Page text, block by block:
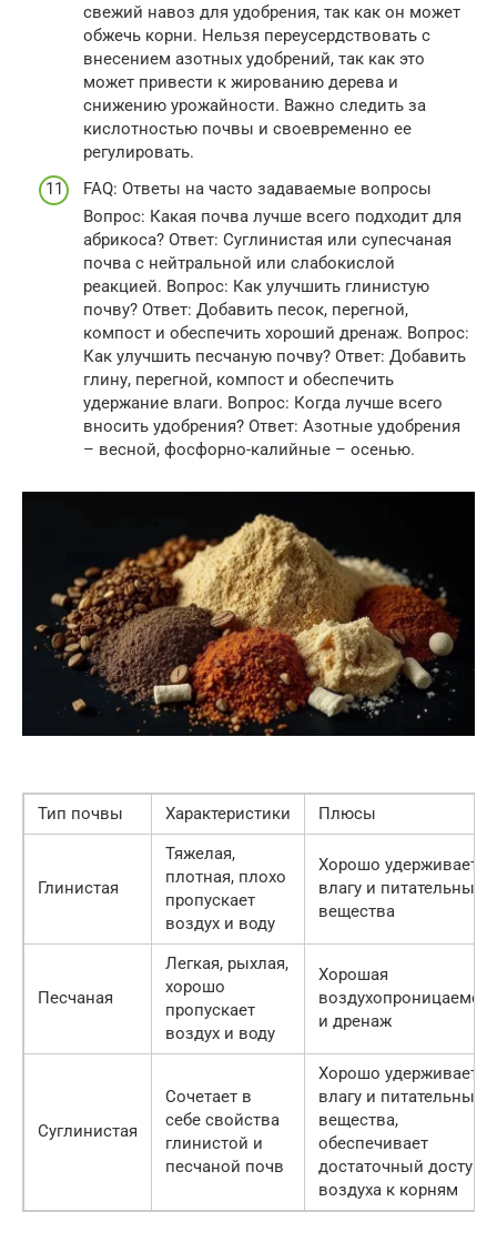
свежий навоз для удобрения, так как он может
обжечь корни. Нельзя переусердствовать с
внесением азотных удобрений, так как это
может привести к жированию дерева и
снижению урожайности. Важно следить за
кислотностью почвы и своевременно ее
регулировать.
FAQ: Ответы на часто задаваемые вопросы
Вопрос: Какая почва лучше всего подходит для
абрикоса? Ответ: Суглинистая или супесчаная
почва с нейтральной или слабокислой
реакцией. Вопрос: Как улучшить глинистую
почву? Ответ: Добавить песок, перегной,
компост и обеспечить хороший дренаж. Вопрос:
Как улучшить песчаную почву? Ответ: Добавить
глину, перегной, компост и обеспечить
удержание влаги. Вопрос: Когда лучше всего
вносить удобрения? Ответ: Азотные удобрения
– весной, фосфорно-калийные – осенью.
Тип почвы Характеристики Плюсы
Глинистая
Тяжелая,
плотная, плохо
пропускает
воздух и воду
Хорошо удерживает
влагу и питательные
вещества
Песчаная
Легкая, рыхлая,
хорошо
пропускает
воздух и воду
Хорошая
и дренаж
Суглинистая
Сочетает в
себе свойства
глинистой и
песчаной почв
Хорошо удерживает
влагу и питательные
вещества,
обеспечивает
достаточный доступ
воздуха к корням